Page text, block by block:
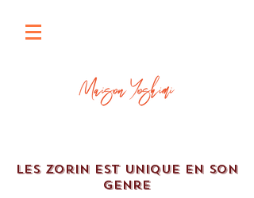
Les Zorin est unique en son
genre